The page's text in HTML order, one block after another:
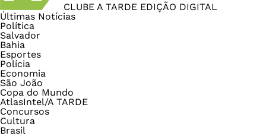
CLUBE A TARDE EDIÇÃO DIGITAL
Últimas Notícias
Política
Salvador
Bahia
Esportes
Polícia
Economia
São João
Copa do Mundo
AtlasIntel/A TARDE
Concursos
Cultura
Brasil